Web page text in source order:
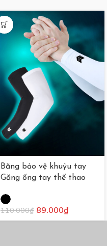
Băng bảo vệ khuỷu tay
Găng ống tay thể thao
110.000₫ 89.000₫